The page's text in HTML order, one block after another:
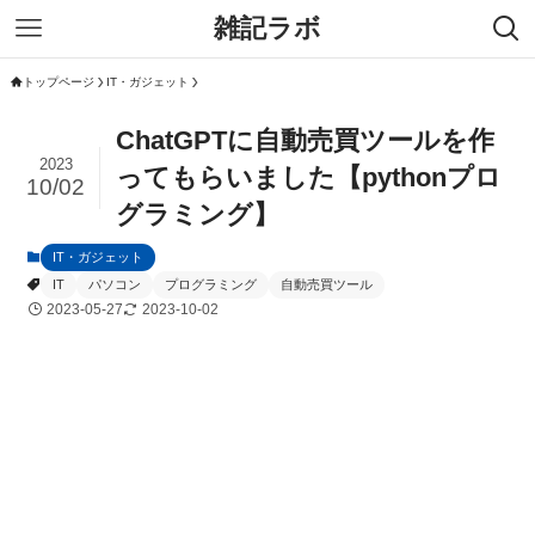
雑記ラボ
トップページ IT・ガジェット
ChatGPTに自動売買ツールを作
ってもらいました【pythonプロ
グラミング】
2023
10/02
IT・ガジェット
IT
パソコン プログラミング 自動売買ツール
2023-05-27 2023-10-02